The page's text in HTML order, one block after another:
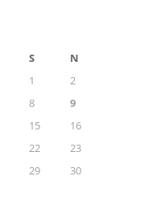
S
N
1
2
8
9
15
16
22
23
29
30